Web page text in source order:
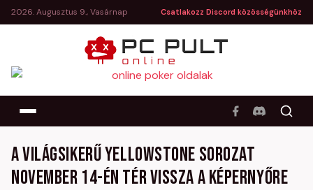
2026. Augusztus 9., Vasárnap Csatlakozz Discord közösségünkhöz
A világsikerű Yellowstone sorozat
november 14-én tér vissza a képernyőre